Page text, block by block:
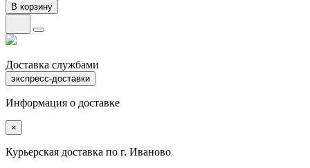
В корзину
Доставка службами
экспресс-доставки
Информация о доставке
×
Курьерская доставка по г. Иваново